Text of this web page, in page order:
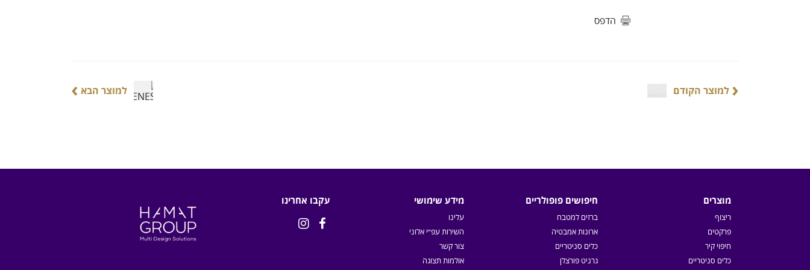
הדפס
‹ למוצר הקודם למוצר הבא ›
מוצרים
ריצוף
פרקטים
חיפוי קיר
כלים סניטריים
חיפושים פופולריים
ברזים למטבח
ארונות אמבטיה
כלים סניטריים
גרניט פורצלן
מידע שימושי
עלינו
השירות עפ״י אלוני
צור קשר
אולמות תצוגה
עקבו אחרינו

